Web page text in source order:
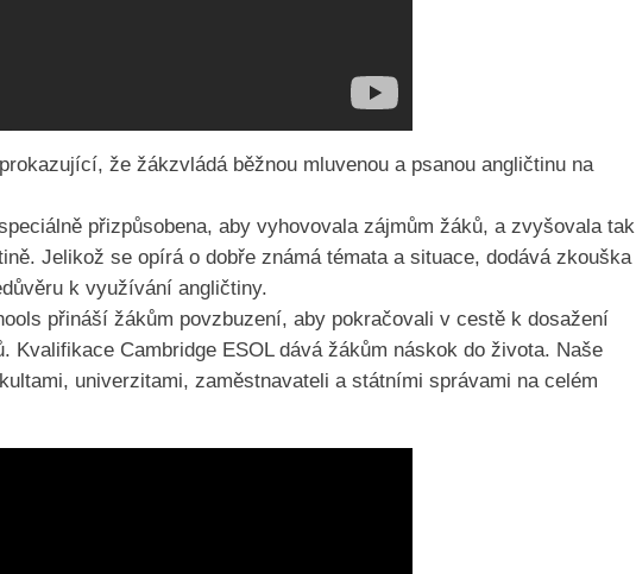
že žákzvládá běžnou mluvenou a psanou angličtinu na
přizpůsobena, aby vyhovovala zájmům žáků, a zvyšovala tak
Jelikož se opírá o dobře známá témata a situace, dodává zkouška
k využívání angličtiny.
přináší žákům povzbuzení, aby pokračovali v cestě k dosažení
Kvalifikace Cambridge ESOL dává žákům náskok do života. Naše
univerzitami, zaměstnavateli a státními správami na celém